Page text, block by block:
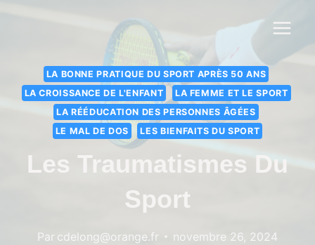
LA BONNE PRATIQUE DU SPORT APRÈS 50 ANS
LA CROISSANCE DE L'ENFANT
LA FEMME ET LE SPORT
LA RÉÉDUCATION DES PERSONNES ÂGÉES
LE MAL DE DOS
LES BIENFAITS DU SPORT
Les Traumatismes Du
Sport
Par cdelong@orange.fr novembre 26, 2024